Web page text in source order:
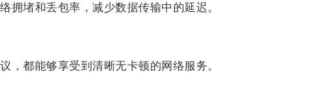
堵和丢包率，减少数据传输中的延迟。
都能够享受到清晰无卡顿的网络服务。